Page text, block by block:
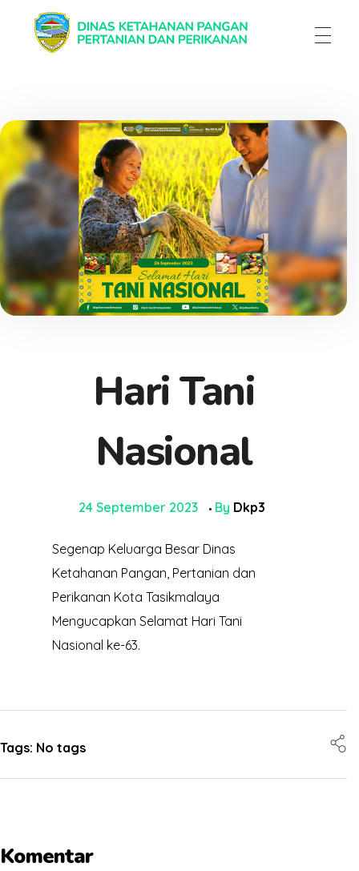
Hari Tani
Nasional
24 September 2023 By Dkp3
Segenap Keluarga Besar Dinas
Ketahanan Pangan, Pertanian dan
Perikanan Kota Tasikmalaya
Mengucapkan Selamat Hari Tani
Nasional ke-63.
Tags: No tags
Komentar